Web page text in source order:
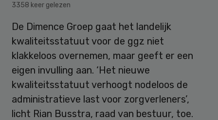
3358 keer gelezen
De Dimence Groep gaat het landelijk
kwaliteitsstatuut voor de ggz niet
klakkeloos overnemen, maar geeft er een
eigen invulling aan. ‘Het nieuwe
kwaliteitsstatuut verhoogt nodeloos de
administratieve last voor zorgverleners’,
licht Rian Busstra, raad van bestuur, toe.